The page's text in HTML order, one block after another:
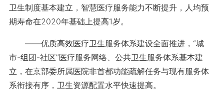
卫生制度基本建立，智慧医疗服务能力不断提升，人均预
期寿命在2020年基础上提高1岁。
——优质高效医疗卫生服务体系建设全面推进，“城
市-组团-社区”医疗服务网络、公共卫生服务体系基本建
立，在京部委所属医院非首都功能疏解任务与现有服务体
系衔接有序，卫生资源配置水平快速提高。